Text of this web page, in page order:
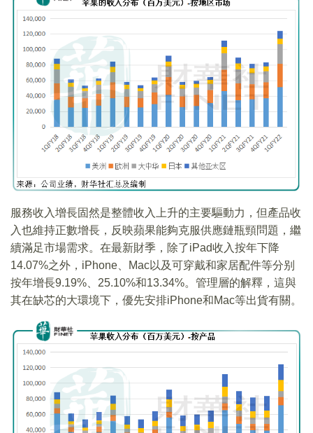
服務收入增長固然是整體收入上升的主要驅動力，但產品收
入也維持正數增長，反映蘋果能夠克服供應鏈瓶頸問題，繼
續滿足市場需求。在最新財季，除了iPad收入按年下降
14.07%之外，iPhone、Mac以及可穿戴和家居配件等分别
按年增長9.19%、25.10%和13.34%。管理層的解釋，這與
其在缺芯的大環境下，優先安排iPhone和Mac等出貨有關。